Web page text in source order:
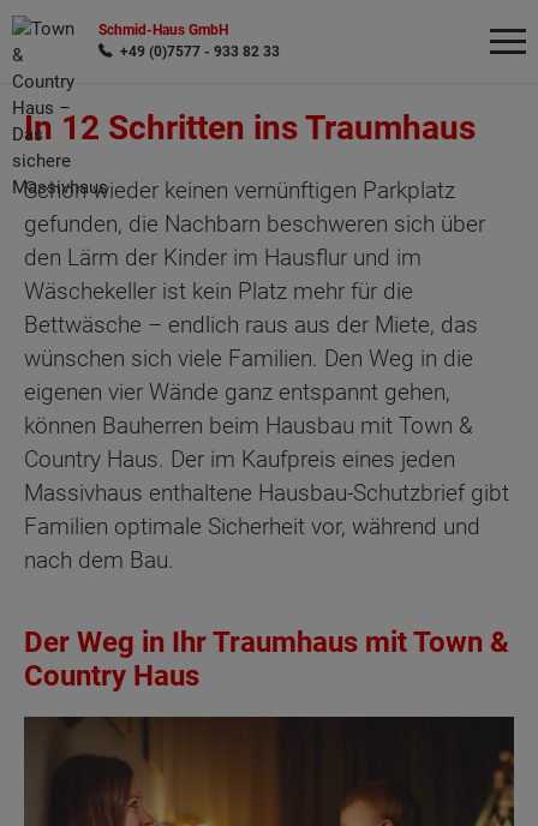
Schmid-Haus GmbH
+49 (0)7577 - 933 82 33
In 12 Schritten ins Traumhaus
Schon wieder keinen vernünftigen Parkplatz
gefunden, die Nachbarn beschweren sich über
den Lärm der Kinder im Hausflur und im
Wäschekeller ist kein Platz mehr für die
Bettwäsche – endlich raus aus der Miete, das
wünschen sich viele Familien. Den Weg in die
eigenen vier Wände ganz entspannt gehen,
können Bauherren beim Hausbau mit Town &
Country Haus. Der im Kaufpreis eines jeden
Massivhaus enthaltene Hausbau-Schutzbrief gibt
Familien optimale Sicherheit vor, während und
nach dem Bau.
Der Weg in Ihr Traumhaus mit Town &
Country Haus
Wonach möchten Sie suchen?